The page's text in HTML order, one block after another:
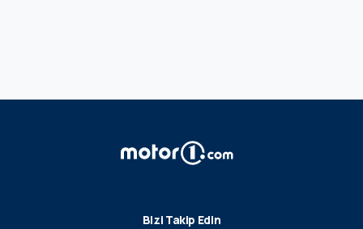
Bizi Takip Edin